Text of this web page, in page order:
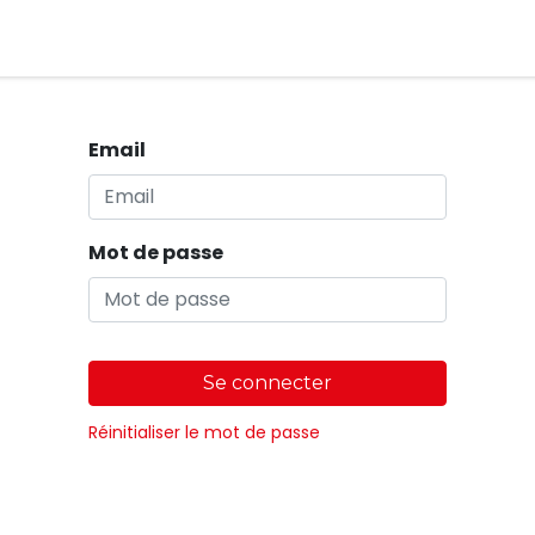
Email
Mot de passe
Se connecter
Réinitialiser le mot de passe